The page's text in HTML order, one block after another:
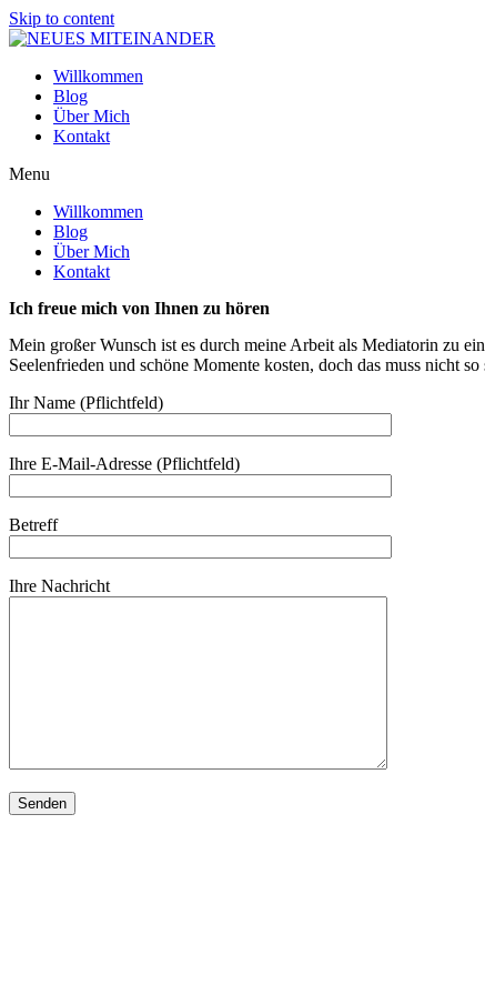
Skip to content
Willkommen
Blog
Über Mich
Kontakt
Menu
Willkommen
Blog
Über Mich
Kontakt
Ich freue mich von Ihnen zu hören
Mein großer Wunsch ist es durch meine Arbeit als Mediatorin zu
Seelenfrieden und schöne Momente kosten, doch das muss nicht
Ihr Name (Pflichtfeld)
Ihre E-Mail-Adresse (Pflichtfeld)
Betreff
Ihre Nachricht